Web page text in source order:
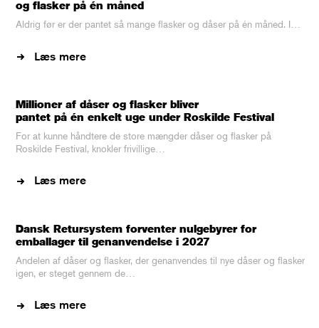
og flasker på én måned
Aldrig før er der pantet så mange flasker og dåser på én måned. I…
Læs mere
Millioner af dåser og flasker bliver
pantet på én enkelt uge under Roskilde Festival
For at kunne håndtere de store mængder dåser og flasker på
Roskilde Festival, knokler frivillige…
Læs mere
Dansk Retursystem forventer nulgebyrer for
emballager til genanvendelse i 2027
Andelen af dåser og flasker, der genanvendes til nye dåser og flasker
igen, er steget gennem de…
Læs mere